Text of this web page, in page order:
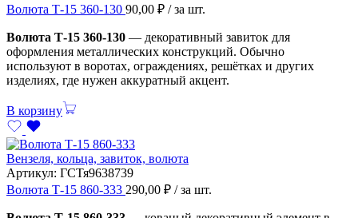
Волюта Т-15 360-130 90,00 ₽ / за шт.
Волюта Т-15 360-130 — декоративный завиток для
оформления металлических конструкций. Обычно
используют в воротах, ограждениях, решётках и других
изделиях, где нужен аккуратный акцент.
В корзину
Вензеля, кольца, завиток, волюта
Артикул: ГСТя9638739
Волюта Т-15 860-333 290,00 ₽ / за шт.